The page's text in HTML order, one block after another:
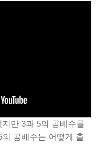
만 3과 5의 공배수를
공배수는 어떻게 출